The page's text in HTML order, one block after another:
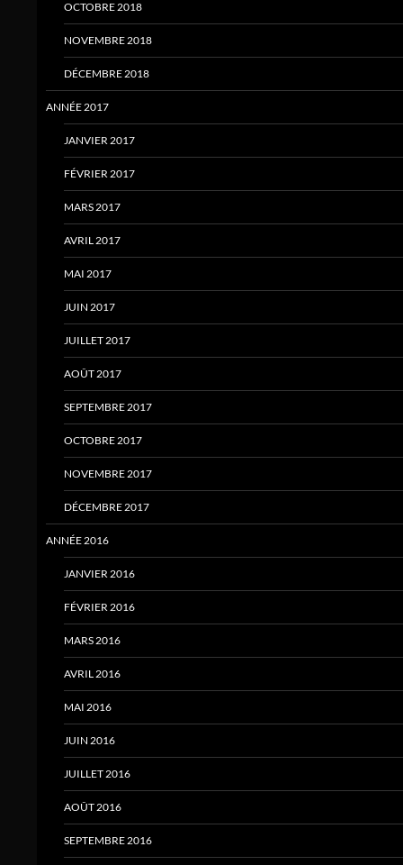
OCTOBRE 2018
NOVEMBRE 2018
DÉCEMBRE 2018
ANNÉE 2017
JANVIER 2017
FÉVRIER 2017
MARS 2017
AVRIL 2017
MAI 2017
JUIN 2017
JUILLET 2017
AOÛT 2017
SEPTEMBRE 2017
OCTOBRE 2017
NOVEMBRE 2017
DÉCEMBRE 2017
ANNÉE 2016
JANVIER 2016
FÉVRIER 2016
MARS 2016
AVRIL 2016
MAI 2016
JUIN 2016
JUILLET 2016
AOÛT 2016
SEPTEMBRE 2016